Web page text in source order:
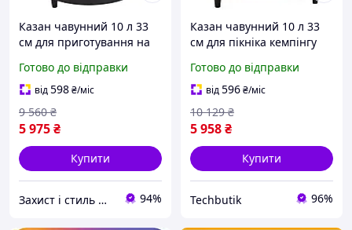
Казан чавунний 10 л 33
см для приготування на
Groenberg Askja Pot
чорний
Готово до відправки
від598₴/міс
5 975₴
9 560 ₴
Купити
Захист і стиль — в одному магазині 94%
Казан чавунний 10 л 33
см для пікніка кемпінгу
8245
Готово до відправки
від596₴/міс
5 958₴
10 129 ₴
Купити
Techbutik 96%